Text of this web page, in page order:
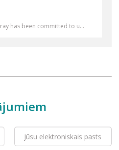
has been committed to u...